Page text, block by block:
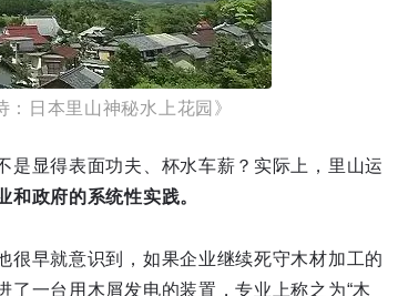
日本里山神秘水上花园》
是显得表面功夫、杯水车薪？实际上，里山运
政府的系统性实践。
很早就意识到，如果企业继续死守木材加工的
一台用木屑发电的装置，专业上称之为“木